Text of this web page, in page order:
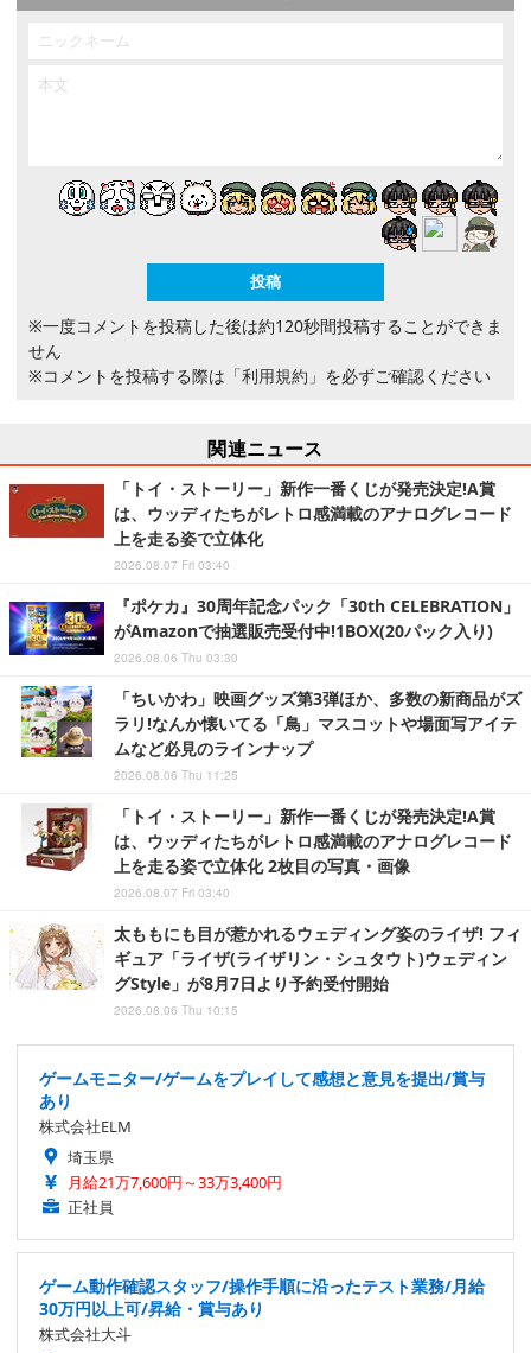
※一度コメントを投稿した後は約120秒間投稿することができま
せん
※コメントを投稿する際は 「利用規約」 を必ずご確認ください
関連ニュース
「トイ・ストーリー」新作一番くじが発売決定!A賞
は、ウッディたちがレトロ感満載のアナログレコード
上を走る姿で立体化
2026.08.07 Fri 03:40
『ポケカ』30周年記念パック「30th CELEBRATION」
がAmazonで抽選販売受付中!1BOX(20パック入り)
2026.08.06 Thu 03:30
「ちいかわ」映画グッズ第3弾ほか、多数の新商品がズ
ラリ!なんか懐いてる「鳥」マスコットや場面写アイテ
ムなど必見のラインナップ
2026.08.06 Thu 11:25
「トイ・ストーリー」新作一番くじが発売決定!A賞
は、ウッディたちがレトロ感満載のアナログレコード
上を走る姿で立体化 2枚目の写真・画像
2026.08.07 Fri 03:40
太ももにも目が惹かれるウェディング姿のライザ! フィ
ギュア「ライザ(ライザリン・シュタウト)ウェディン
グStyle」が8月7日より予約受付開始
2026.08.06 Thu 10:15
ゲームモニター/ゲームをプレイして感想と意見を提出/賞与
あり
株式会社ELM
埼玉県
月給21万7,600円～33万3,400円
正社員
ゲーム動作確認スタッフ/操作手順に沿ったテスト業務/月給
30万円以上可/昇給・賞与あり
株式会社大斗